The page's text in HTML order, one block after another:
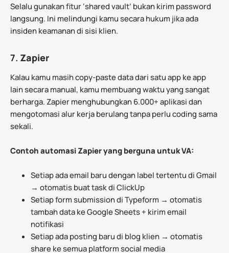
Selalu gunakan fitur ‘shared vault’ bukan kirim password
langsung. Ini melindungi kamu secara hukum jika ada
insiden keamanan di sisi klien.
7. Zapier
Kalau kamu masih copy-paste data dari satu app ke app
lain secara manual, kamu membuang waktu yang sangat
berharga. Zapier menghubungkan 6.000+ aplikasi dan
mengotomasi alur kerja berulang tanpa perlu coding sama
sekali.
Contoh automasi Zapier yang berguna untuk VA:
Setiap ada email baru dengan label tertentu di Gmail
→ otomatis buat task di ClickUp
Setiap form submission di Typeform → otomatis
tambah data ke Google Sheets + kirim email
notifikasi
Setiap ada posting baru di blog klien → otomatis
share ke semua platform social media